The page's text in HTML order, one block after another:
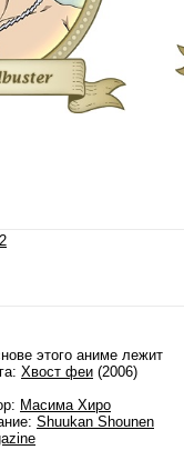
этого аниме лежит
Хвост феи (2006)
Масима Хиро
Shuukan Shounen